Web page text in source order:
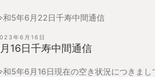
和5年6月22日千寿中間通信
:
年6月16日
16日千寿中間通信
和5年6月16日現在の空き状況につきまし